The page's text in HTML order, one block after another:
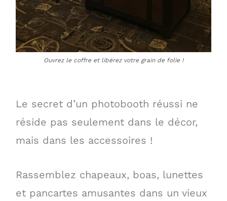
Ouvrez le coffre et libérez votre grain de folie !
Le secret d’un photobooth réussi ne
réside pas seulement dans le décor,
mais dans les accessoires !
Rassemblez chapeaux, boas, lunettes
et pancartes amusantes dans un vieux